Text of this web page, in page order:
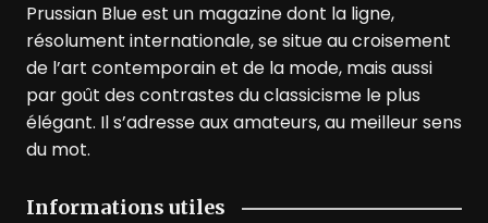
Prussian Blue est un magazine dont la ligne,
résolument internationale, se situe au croisement
de l’art contemporain et de la mode, mais aussi
par goût des contrastes du classicisme le plus
élégant. Il s’adresse aux amateurs, au meilleur sens
du mot.
Informations utiles